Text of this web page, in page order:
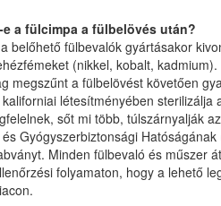
a fülcimpa a fülbelövés után?
belőhető fülbevalók gyártásakor
(nikkel, kobalt,
megszűnt a fülbelövést követően
létesítményében sterilizálja
sőt mi több, túlszárnyalják
és Gyógyszerbiztonsági
Minden fülbevaló és műszer
folyamaton, hogy a lehető